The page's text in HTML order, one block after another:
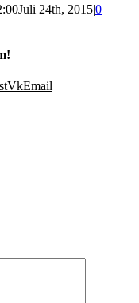
Juli 24th, 2015|0
VkEmail